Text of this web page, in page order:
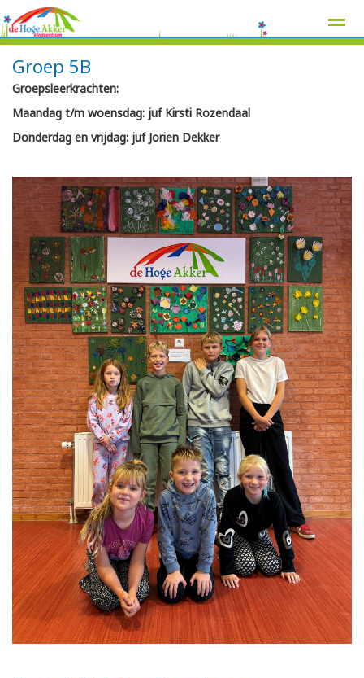
Home Zoeken Nieuws
Groep 5B
Groepsleerkrachten:
Maandag t/m woensdag: juf Kirsti Rozendaal
Donderdag en vrijdag: juf Jorien Dekker